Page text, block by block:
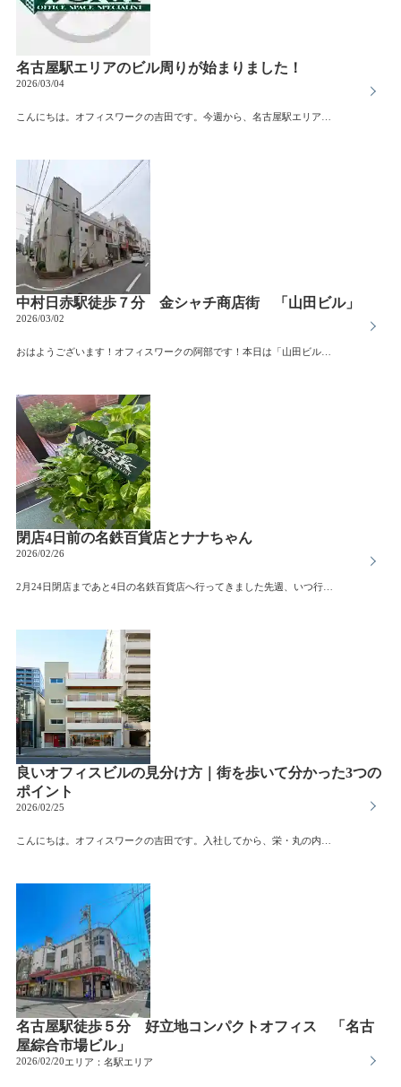
名古屋駅エリアのビル周りが始まりました！
2026/03/04
こんにちは。オフィスワークの吉田です。今週から、名古屋駅エリアのビル周りに入りました。これまでも何度も訪れていたエリアですが、「オフィス仲介の視点」で歩くと、見える景色がまったく違うことに驚いています。名古屋駅エリアは“スピード”の街名古屋駅周辺は、人の流れがとにかく早いと感じます。朝の通勤時間帯、スーツ姿のビジネスパーソンが行き交い、大規模オフィスビルのエントランスには多くの企業名が並んでいます。名古屋で賃貸オフィスを探す企業様にとって、名古屋駅エリアはやはり特別な存在です。・新幹線やJR、名鉄、近鉄が利用できるアクセスの良さ・採用面での強さ・取引先への分かりやすさ“住所としてのブランド力”を強く感じるエリアだと実感しました。ビルごとの個性を知る名古屋駅エリアは大規模ビルが多い印象ですが、実際に歩いてみると、それぞれに個性があります。・ガラス張りで開放感のあるビル・重厚感のある外観で信頼感を与えるビル・築年数は経っていても、管理が行き届いているビルエントランスの雰囲気や共用部の清潔感は、来客時の第一印象を大きく左右します。図面や写真だけでは分からない“空気感”を、自分の目で確かめることの大切さを改めて感じています。名古屋駅でオフィスを構えるということ名古屋駅エリアは賃料も高めの傾向にありますが、その分、企業イメージや信用力の向上につながる側面もあります。一方で、・本当に名古屋駅である必要があるのか・伏見や丸の内の方が合うのではないかといった視点も大切だと感じています。エリア選びは、会社の方向性を表す選択でもあります。名古屋でオフィスを探す方へオフィス探しは、条件や賃料だけでは判断できません。「その街で働く自分たち」を想像できるかどうかが、とても大切です。名古屋駅エリアで賃貸オフィスをお探しの際は、ぜひオフィスワークにご相談ください。物件情報だけでなく、街の雰囲気やビルの特徴まで含めてご提案させていただきます。これからも名古屋のオフィス街を歩きながら、リアルな情報を発信していきます。
中村日赤駅徒歩７分 金シャチ商店街 「山田ビル」
2026/03/02
おはようございます！オフィスワークの阿部です！本日は「山田ビル」をご紹介します。当ビルは、中村日赤駅から徒歩７分、金シャチ商店街（新大門商店街）内に位置しています。地下鉄東山線が乗り入れる中村日赤駅周辺は、名古屋駅まで5分で到着するというアクセスの良さが魅力のエリアです。駅周辺には、閑静な住宅地が広がっており、日本庭園が魅力の中村公園、そして地域の医療を支える中村日赤病院などがあります。駅の東側にはスーパーや飲食店も数多く展開しているため、買い物にも不自由しません。現状を活かしてエステ等のサロンとしてのご利用にオススメです！もちろん、事務所や他業種でお考えの方もご相談可能です！賃料大変お値打ちです！お問い合わせお待ちしております。
閉店4日前の名鉄百貨店とナナちゃん
2026/02/26
2月24日閉店まであと4日の名鉄百貨店へ行ってきました先週、いつ行くかで悩ましいと書きましたが、連休明けにサクッと勢いで訪問名鉄スカイパーキングも2月末で一般営業は終了するみたいなので、そちらに駐車とても久しぶりに利用したのですが、案内板や表示がまあわかりにくいこと。閉鎖の予定だったので表示が薄くなってもそのままだったのかな？とか思いながらなんとか駐車し、百貨店へ鉄道も百貨店も毎回同じ場所に出れない私結果、大回りをしなければいけなくなります、、毎回間に近鉄パッセがあるとわかっていても、今どこにいるのかと建物内で迷子とかなんとかで、ナナちゃんの展示だったり、71年の軌跡の展示があったりと皆さんそれぞれ写真を撮ったりじっくり観覧したりとセール品もわずかとなっていて上階で目当てのものを買ってさあ地下で夕食を買って帰ろうといや、忘れてました帰宅ラッシュの名駅の地下・・・百貨店の閉店関係なく人込み流れに乗れず、、乗るとゆっくり見れず(笑)駐車場同様なんとか最低限買い物を済ませましたナナちゃん先週も紹介しましたが、手を振ると楽しみにしていたのですが、日曜日のニュースで壊れたと(笑)お手振り中止なんともシュールなナナちゃんが見れました閉店までに治るかな以上 閉店4日前の名鉄百貨店リポートでした
良いオフィスビルの見分け方｜街を歩いて分かった3つの
ポイント
2026/02/25
こんにちは。オフィスワークの吉田です。入社してから、栄・丸の内・丸の内エリアを中心に、毎日ビル周りをしています。実際に街を歩く中で、「良いオフィスビルには共通点がある」と感じるようになりました。今回は、名古屋で賃貸オフィスを探している方に向けて、街を歩いて分かった“良いオフィスビルの見分け方”を3つお伝えします。① エントランスと共用部がきれいに管理されているまず注目しているのは、エントランスや共用部の状態です。・床や壁の清掃状況・掲示物が整理されているか・照明が暗くないかオフィスは毎日通う場所です。エントランスの印象は、社員のモチベーションだけでなく、来客時の会社イメージにも直結します。名古屋のオフィスビルでも、築年数が古くても管理が行き届いている建物は、やはり魅力的に感じます。(むしろ私は古いビルが好きなようです。サムネイルの写真はビル周りで見つけたお気に入りのビルです♪)② 周辺環境と街の雰囲気名古屋でオフィスを探す際、賃料や坪数に目が向きがちですが、実際に歩いてみると「周辺環境」の重要性を強く感じます。・駅からの実際の距離感・人通りの多さ・近隣の飲食店や銀行・昼と夜の雰囲気の違い例えば、栄エリアはにぎわいがあり発信力のある立地。一方で丸の内エリアは落ち着きがあり、信頼感を重視する企業様に合う印象があります。数字だけでは分からない“空気感”は、実際に街を歩くことで見えてきます。③ 入居テナントの傾向意外と見落とされがちなのが、入居しているテナントの業種です。・士業事務所が多いビル・IT系企業が入っているビル・クリニックが中心のビル入居テナントの傾向は、そのビルの“性格”を表していることが多いと感じました。自社の業種やブランドイメージに合ったビルを選ぶことは、会社の印象や働く環境を左右する、とても大切な要素だと思います。名古屋でオフィスを探す方へオフィス探しは、条件を比較する作業だけではありません。「ここで働く毎日」を想像できるかどうかが、とても大切です。名古屋でオフィスを探す際は、ぜひオフィスワークにご相談ください。物件情報だけでなく、街の雰囲気やビルの特徴も含めてご提案させていただきます。来週からは名駅エリアを中心に回る予定です。これからも実際に街を歩きながら感じたリアルな情報を、ひとつひとつ丁寧に発信していきたいと思います。
名古屋駅徒歩５分 好立地コンパクトオフィス 「名古
屋綜合市場ビル」
2026/02/20エリア： 名駅エリア